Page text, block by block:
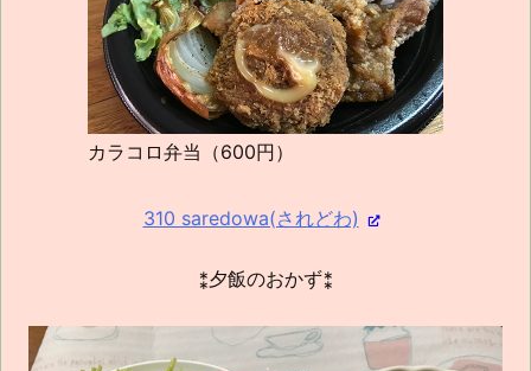
カラコロ弁当（600円）
310 saredowa(されどわ)
⁑夕飯のおかず⁑